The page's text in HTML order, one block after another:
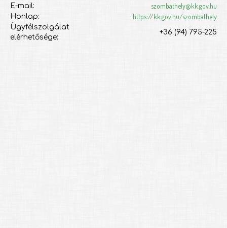
E-mail:
szombathely@kk.gov.hu
Honlap: https://kk.gov.hu/szombathely
Ügyfélszolgálat
elérhetősége:
+36 (94) 795-225